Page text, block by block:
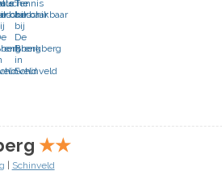
★★
Schinveld